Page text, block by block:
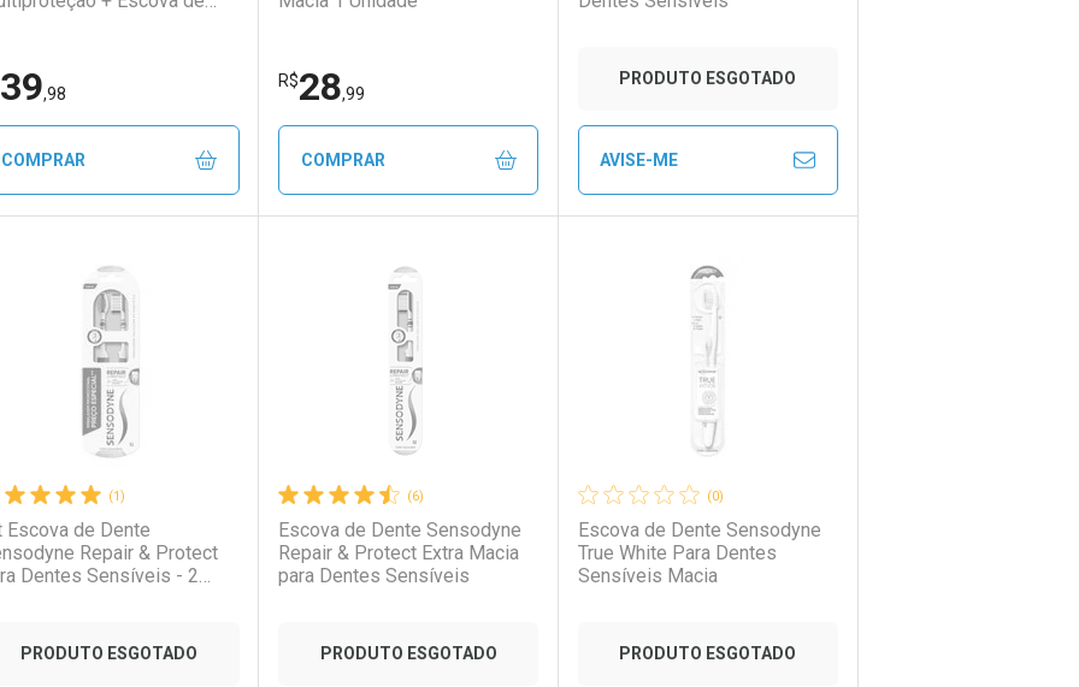
Ativar Desconto
Comprar sem Desconto
Comprar sem Desconto
Ativar Desconto
Comprar sem Desconto
Comprar sem Desconto
Ativar Desconto
Comprar sem Desconto
Comprar sem Desconto
39,98
COMPRAR
Ativar Desconto
Menos
R$28,99
COMPRAR
Laboratório
Ativar Desconto
Por Menos
PRODUTO ESGOTADO
AVISE-ME
Laboratório
Por Menos
(1)
Escova de Dente
Repair & Protect
Dentes Sensíveis - 2
PRODUTO ESGOTADO
(6)
Escova de Dente Sensodyne
Repair & Protect Extra Macia
para Dentes Sensíveis
PRODUTO ESGOTADO
(0)
Escova de Dente Sensodyne
True White Para Dentes
Sensíveis Macia
PRODUTO ESGOTADO